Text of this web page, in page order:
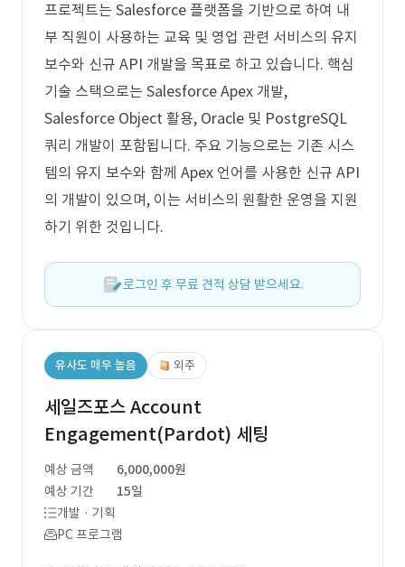
프로젝트는 Salesforce 플랫폼을 기반으로 하여 내
부 직원이 사용하는 교육 및 영업 관련 서비스의 유지
보수와 신규 API 개발을 목표로 하고 있습니다. 핵심
기술 스택으로는 Salesforce Apex 개발,
Salesforce Object 활용, Oracle 및 PostgreSQL
쿼리 개발이 포함됩니다. 주요 기능으로는 기존 시스
템의 유지 보수와 함께 Apex 언어를 사용한 신규 API
의 개발이 있으며, 이는 서비스의 원활한 운영을 지원
하기 위한 것입니다.
로그인 후 무료 견적 상담 받으세요.
유사도 매우 높음 외주
세일즈포스 Account
Engagement(Pardot) 세팅
예상 금액
6,000,000원
예상 기간
15일
개발 · 기획
PC 프로그램